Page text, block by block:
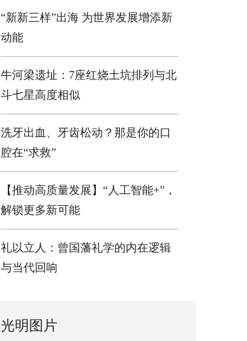
“新新三样”出海 为世界发展增添新
动能
牛河梁遗址：7座红烧土坑排列与北
斗七星高度相似
洗牙出血、牙齿松动？那是你的口
腔在“求救”
【推动高质量发展】“人工智能+”，
解锁更多新可能
礼以立人：曾国藩礼学的内在逻辑
与当代回响
光明图片